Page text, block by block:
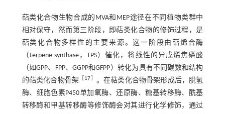
萜类化合物生物合成的MVA和MEP途径在不同植物类群中
相对保守，然而第三阶段，即萜类化合物的修饰过程，是
萜类化合物多样性的主要来源。这一阶段由萜烯合酶
（terpene synthase，TPS）催化，将线性的异戊烯焦磷酸
（如GPP、FPP、GGPP和GFPP）转化为具有不同碳数和结构
的萜类化合物骨架
17
。在萜类化合物骨架形成后，脱氢
酶、细胞色素P450单加氧酶、还原酶、糖基转移酶、酰基
转移酶和甲基转移酶等修饰酶会对其进行化学修饰，通过